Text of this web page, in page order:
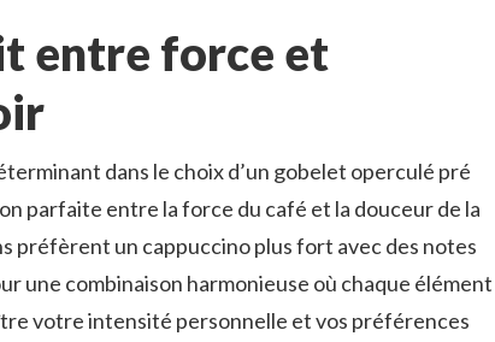
entre force et
dans le choix d’un gobelet operculé pré
parfaite entre la force du café et la douceur de la
préfèrent un cappuccino plus fort avec des notes
une combinaison harmonieuse où chaque élément
votre intensité personnelle et vos préférences